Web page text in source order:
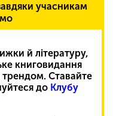
учасникам
й літературу,
книговидання
трендом. Ставайте
до Клубу